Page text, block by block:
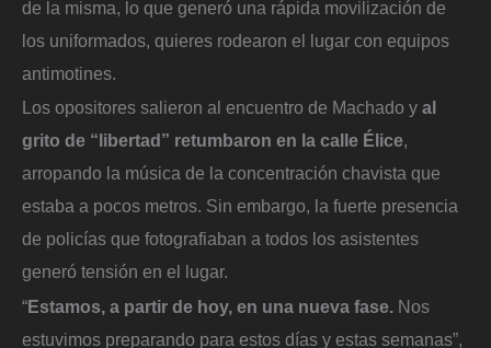
de la misma, lo que generó una rápida movilización de
los uniformados, quieres rodearon el lugar con equipos
antimotines.
Los opositores salieron al encuentro de Machado y al
grito de “libertad” retumbaron en la calle Élice,
arropando la música de la concentración chavista que
estaba a pocos metros. Sin embargo, la fuerte presencia
de policías que fotografiaban a todos los asistentes
generó tensión en el lugar.
“Estamos, a partir de hoy, en una nueva fase. Nos
estuvimos preparando para estos días y estas semanas”,